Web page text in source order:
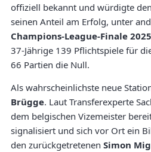
offiziell bekannt und würdigte
seinen Anteil am Erfolg, unter
Champions-League-Finale 2025
37-Jährige 139 Pflichtspiele für
66 Partien die Null.
Als wahrscheinlichste neue
Brügge. Laut Transferexperte
dem belgischen Vizemeister
signalisiert und sich vor Ort ein
den zurückgetretenen Simon